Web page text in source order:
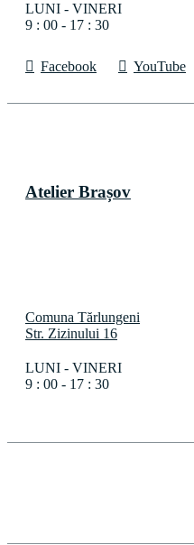
LUNI - VINERI
9 : 00 - 17 : 30
Facebook YouTube
Atelier Brașov
Comuna Tărlungeni
Str. Zizinului 16
LUNI - VINERI
9 : 00 - 17 : 30